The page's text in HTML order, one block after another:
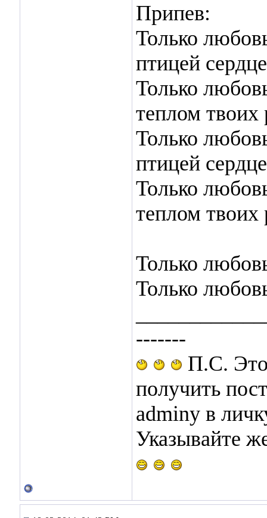
Припев:
Только
птицей
Только
теплом твоих
Только
птицей
Только
теплом твоих
Только
Только
-------
П.С.
получить
adminу в
Указывайте